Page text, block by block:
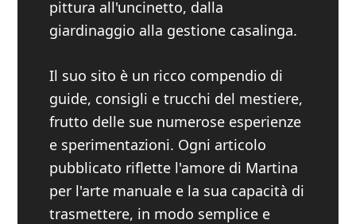
pittura all'uncinetto, dalla
giardinaggio alla gestione casalinga.
Il suo sito è un ricco compendio di
guide, consigli e trucchi del mestiere,
frutto delle sue numerose esperienze
e sperimentazioni. Ogni articolo
pubblicato riflette l'amore di Martina
per l'arte manuale e la sua capacità di
trasmettere, in modo semplice e